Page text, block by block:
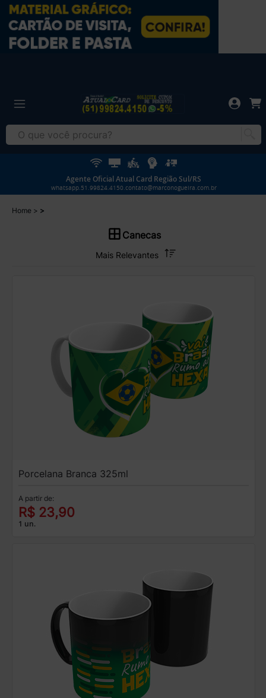
Agente Oficial Atual Card Região Sul/RS
whatsapp.51.99824.4150.contato@marconogueira.com.br
Home
Canecas
Porcelana Branca 325ml
A partir de:
R$ 23,90
1 un.